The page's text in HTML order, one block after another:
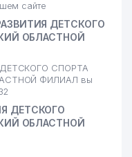
сайте
ДЕТСКОГО
ОБЛАСТНОЙ
СПОРТА
ФИЛИАЛ вы
ДЕТСКОГО
ОБЛАСТНОЙ